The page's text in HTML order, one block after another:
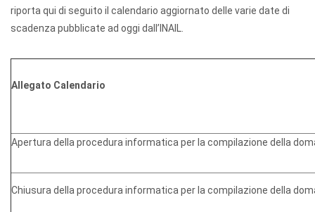
riporta qui di seguito il calendario aggiornato delle varie date di
scadenza pubblicate ad oggi dall’INAIL.
Allegato Calendario
Apertura della procedura informatica per la compilazione della
Chiusura della procedura informatica per la compilazione della